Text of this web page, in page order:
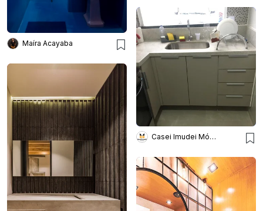
Maíra Acayaba
Casei Imudei Móveis Planejados